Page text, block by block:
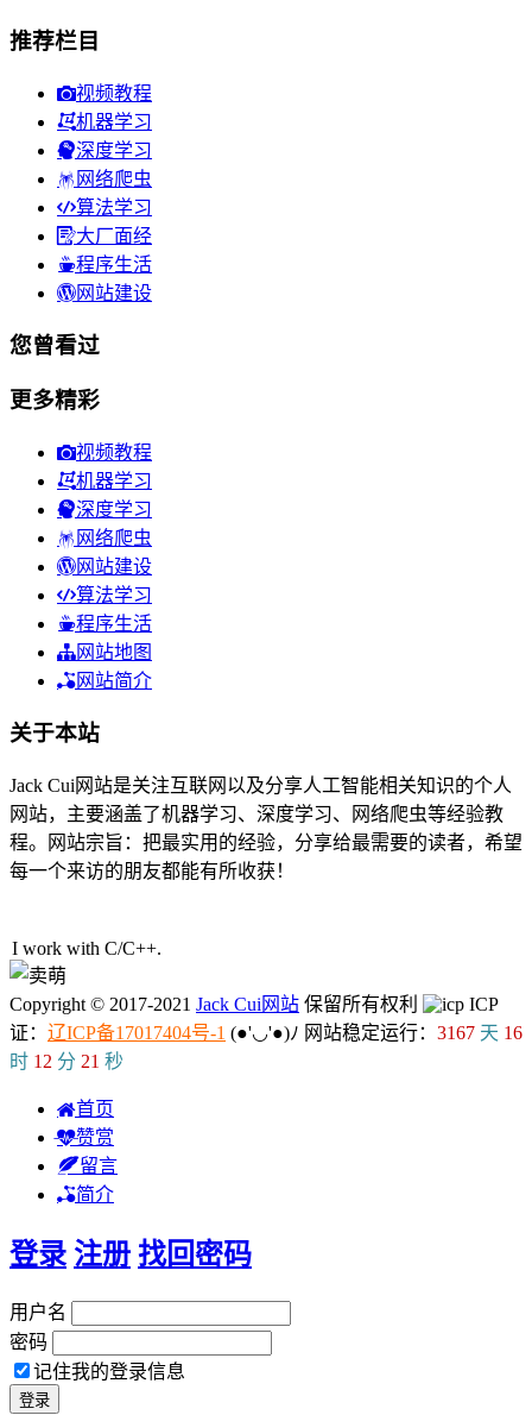
推荐栏目
视频教程
机器学习
深度学习
网络爬虫
算法学习
大厂面经
程序生活
网站建设
您曾看过
更多精彩
视频教程
机器学习
深度学习
网络爬虫
网站建设
算法学习
程序生活
网站地图
网站简介
关于本站
Jack Cui网站是关注互联网以及分享人工智能相关知识的个人
网站，主要涵盖了机器学习、深度学习、网络爬虫等经验教
程。网站宗旨：把最实用的经验，分享给最需要的读者，希望
每一个来访的朋友都能有所收获！
I work with C/\[Iw
Copyright © 2017-2021 Jack Cui网站 保留所有权利
ICP
证： 辽ICP备17017404号-1 (●'◡'●)ﾉ 网站稳定运行： 3167 天 16
时 12 分 22 秒
首页
赞赏
留言
简介
登录 注册 找回密码
用户名
密码
记住我的登录信息